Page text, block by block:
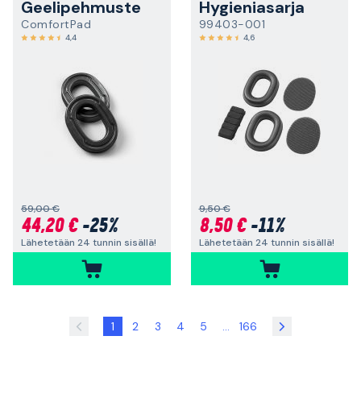
Geelipehmuste
ComfortPad
4,4
59,00 €
44,20 €-25%
Lähetetään 24 tunnin sisällä!
Hygieniasarja
99403-001
4,6
9,50 €
8,50 €-11%
Lähetetään 24 tunnin sisällä!
1 2 3 4 5 ... 166